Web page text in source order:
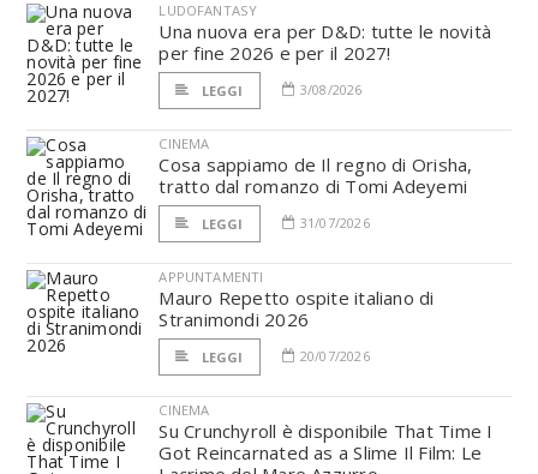
LUDOFANTASY
Una nuova era per D&D: tutte le novità
per fine 2026 e per il 2027!
LEGGI 3/08/2026
CINEMA
Cosa sappiamo de Il regno di Orisha,
tratto dal romanzo di Tomi Adeyemi
LEGGI 31/07/2026
APPUNTAMENTI
Mauro Repetto ospite italiano di
Stranimondi 2026
LEGGI 20/07/2026
CINEMA
Su Crunchyroll è disponibile That Time I
Got Reincarnated as a Slime Il Film: Le